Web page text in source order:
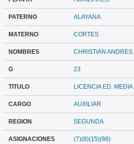
PATERNO ALAYANA
MATERNO CORTES
NOMBRES CHRISTIAN ANDRES
G 23
TITULO LICENCIA ED. MEDIA
CARGO AUXILIAR
REGION SEGUNDA
ASIGNACIONES
(7)(8)(15)(88)